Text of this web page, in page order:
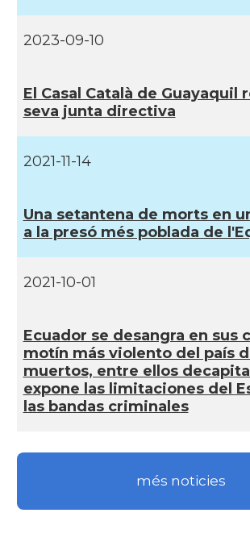
2023-09-10
El Casal Català de Guayaquil
seva junta directiva
2021-11-14
Una setantena de morts en
a la presó més poblada de
2021-10-01
Ecuador se desangra en sus
motí­n más violento del paí­s
muertos, entre ellos
expone las limitaciones del
las bandas criminales
més noticies